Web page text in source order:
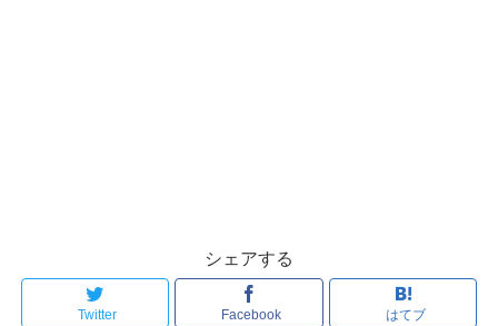
シェアする
Twitter Facebook はてブ